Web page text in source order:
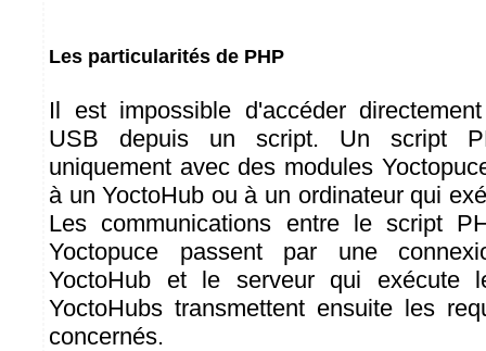
Les particularités de PHP
Il est impossible d'accéder
USB depuis un script. Un script
uniquement avec des modules
à un YoctoHub ou à un ordinateur qui
Les communications entre le script
Yoctopuce passent par une
YoctoHub et le serveur qui exécute
YoctoHubs transmettent ensuite les
concernés.